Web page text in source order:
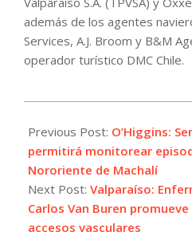
además de los agentes
Services, A.J. Broom y B&M
operador turístico DMC Chile.
05-
15
Previous Post: O’Higgins:
permitirá monitorear
Nororiente de Machalí
Next Post: Valparaíso:
Carlos Van Buren
accesos vasculares